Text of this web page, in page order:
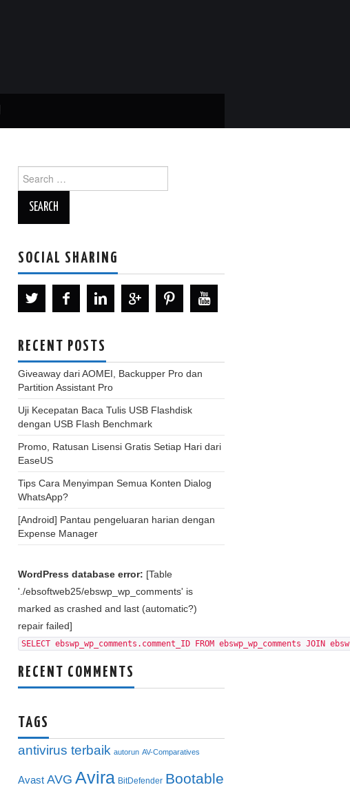
for:
SOCIAL SHARING
RECENT POSTS
Giveaway dari AOMEI, Backupper Pro dan
Partition Assistant Pro
Uji Kecepatan Baca Tulis USB Flashdisk
dengan USB Flash Benchmark
Promo, Ratusan Lisensi Gratis Setiap Hari dari
EaseUS
Tips Cara Menyimpan Semua Konten Dialog
WhatsApp?
[Android] Pantau pengeluaran harian dengan
Expense Manager
WordPress database error: [Table
'./ebsoftweb25/ebswp_wp_comments' is
marked as crashed and last (automatic?)
repair failed]
SELECT ebswp_wp_comments.comment_ID FROM ebswp_wp_comments
RECENT COMMENTS
TAGS
antivirus terbaik autorun AV-Comparatives
Avast AVG Avira BitDefender Bootable